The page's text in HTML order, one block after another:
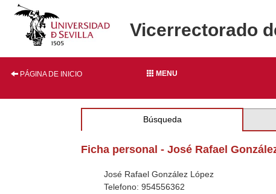
Vicerrectorado
PÁGINA DE INICIO MENU
Búsqueda
Ficha personal - José Rafael
José Rafael González López
Telefono: 954556362